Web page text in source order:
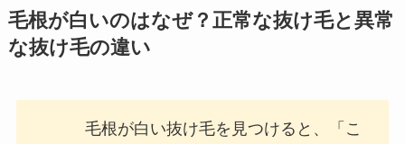
毛根が白いのはなぜ？正常な抜け毛と異常
な抜け毛の違い
毛根が白い抜け毛を見つけると、「こ